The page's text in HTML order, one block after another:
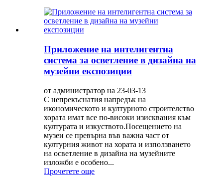
Приложение на интелигентна
система за осветление в дизайна на
музейни експозиции
от администратор на 23-03-13
С непрекъснатия напредък на
икономическото и културното строителство
хората имат все по-високи изисквания към
културата и изкуството.Посещението на
музеи се превърна във важна част от
културния живот на хората и използването
на осветление в дизайна на музейните
изложби е особено...
Прочетете още